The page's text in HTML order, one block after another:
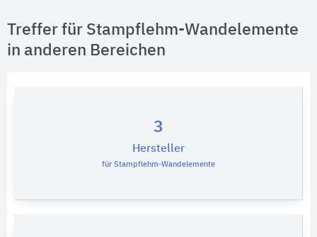
Treffer für Stampflehm-Wandelemente
in anderen Bereichen
3
Hersteller
für Stampflehm-Wandelemente